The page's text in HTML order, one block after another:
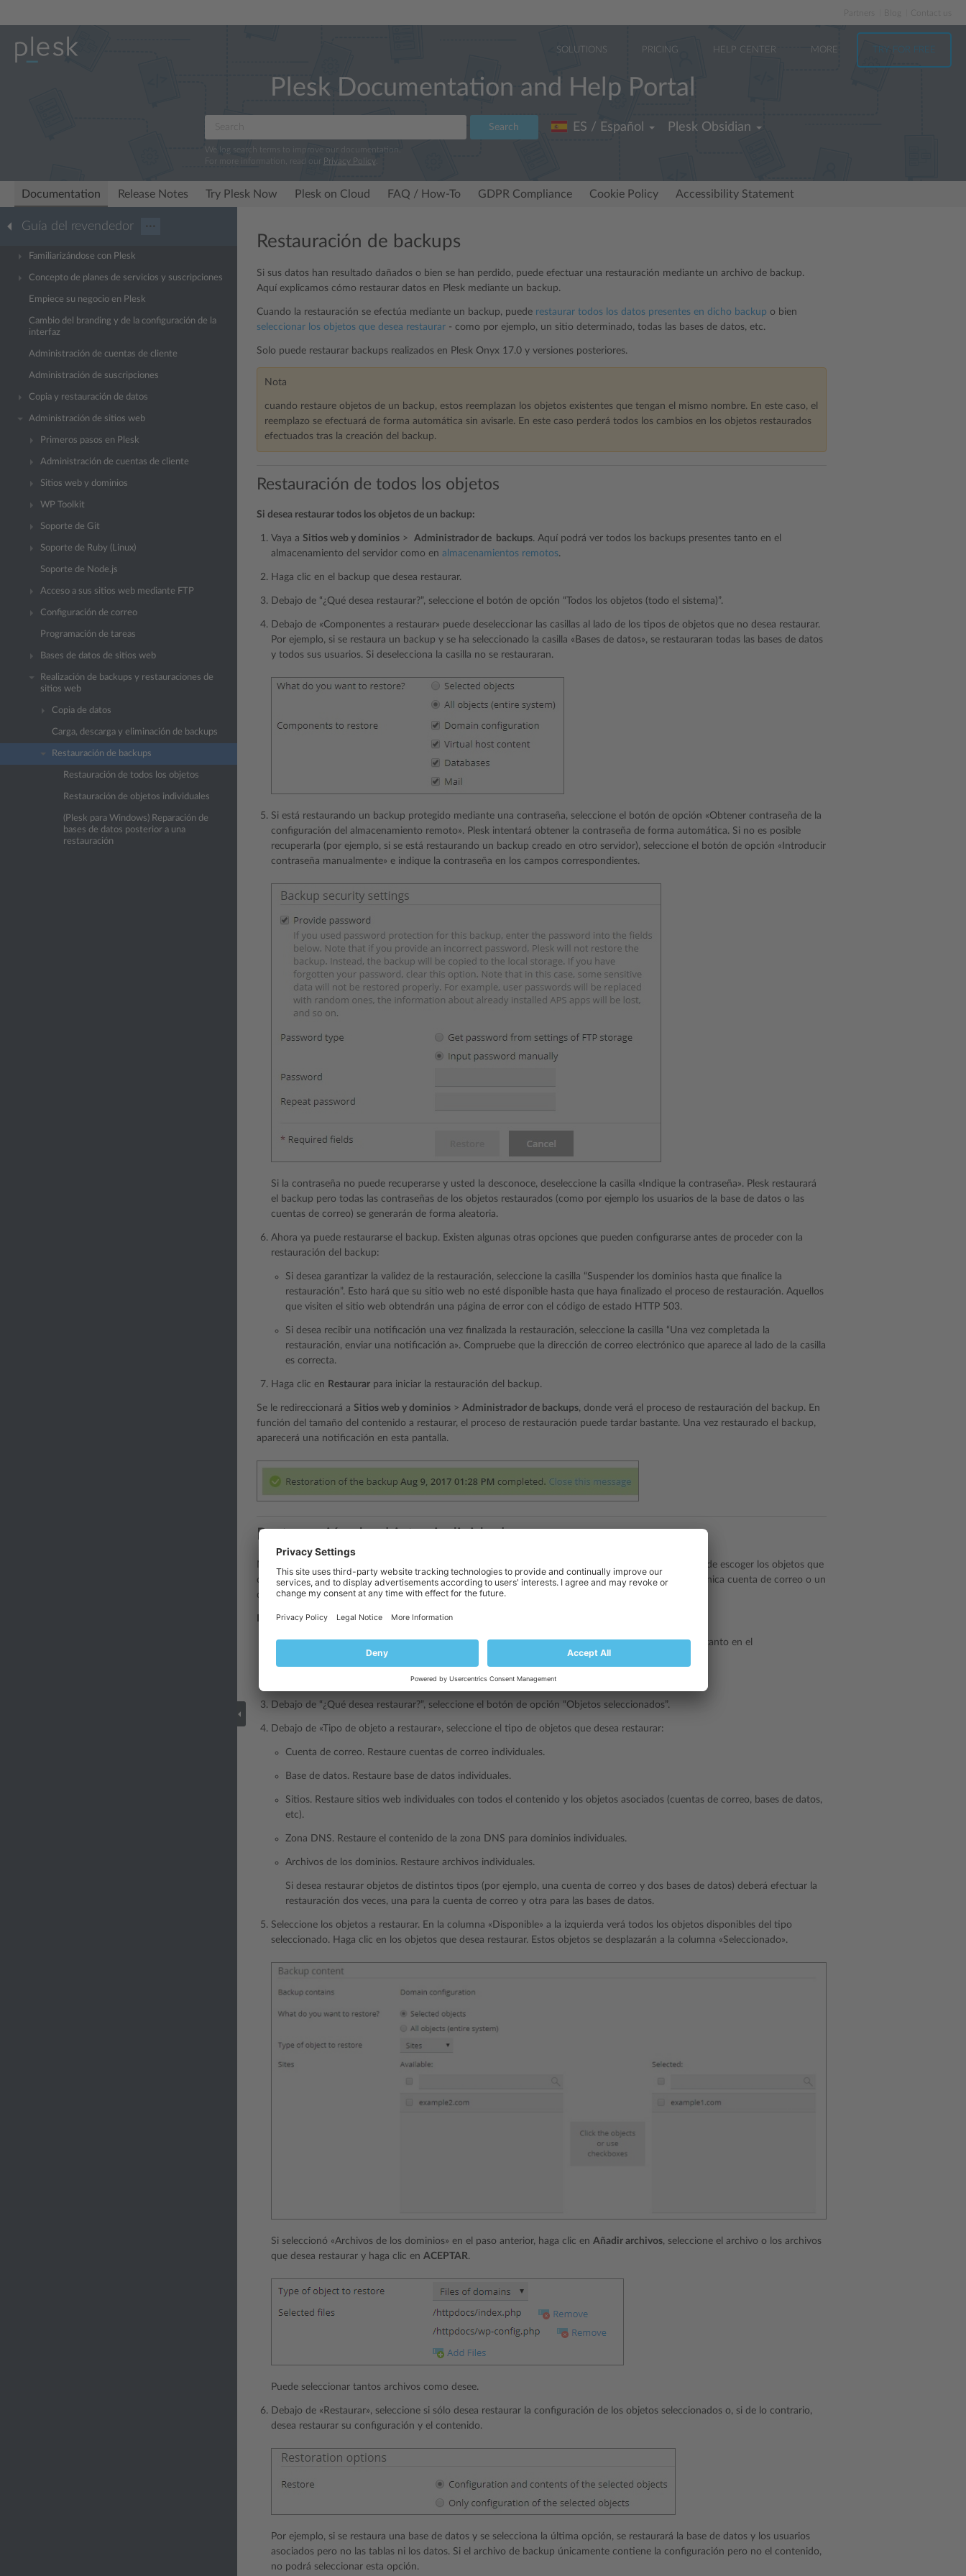
Partners
SOLUTIONS PRICING HELP CENTER MORE TRY FOR FREE
Plesk Documentation and Help Portal
Search
We log search terms to improve our documentation.
For more information, read our Privacy Policy.
ES / Español Plesk Obsidian
Documentation Release Notes Try Plesk Now Plesk on Cloud FAQ / How-To GDPR Compliance Cookie Policy Accessibility Statement
Guía del revendedor ···
Familiarizándose con Plesk
Concepto de planes de servicios y suscripciones
Empiece su negocio en Plesk
Cambio del branding y de la configuración de la
interfaz
Administración de cuentas de cliente
Administración de suscripciones
Copia y restauración de datos
Administración de sitios web
Primeros pasos en Plesk
Administración de cuentas de cliente
Sitios web y dominios
WP Toolkit
Soporte de Git
Soporte de Ruby (Linux)
Soporte de Node.js
Acceso a sus sitios web mediante FTP
Configuración de correo
Programación de tareas
Bases de datos de sitios web
Realización de backups y restauraciones de
sitios web
Copia de datos
Carga, descarga y eliminación de backups
Restauración de backups
Restauración de todos los objetos
Restauración de objetos individuales
(Plesk para Windows) Reparación de
bases de datos posterior a una
restauración
Restauración de backups
Si sus datos han resultado dañados o bien se han perdido, puede efectuar una restauración mediante un archivo de backup.
Aquí explicamos cómo restaurar datos en Plesk mediante un backup.
Cuando la restauración se efectúa mediante un backup, puede restaurar todos los datos presentes en dicho backup o bien
seleccionar los objetos que desea restaurar - como por ejemplo, un sitio determinado, todas las bases de datos, etc.
Solo puede restaurar backups realizados en Plesk Onyx 17.0 y versiones posteriores.
Nota
cuando restaure objetos de un backup, estos reemplazan los objetos existentes que tengan el mismo nombre. En este caso, el
reemplazo se efectuará de forma automática sin avisarle. En este caso perderá todos los cambios en los objetos restaurados
efectuados tras la creación del backup.
Restauración de todos los objetos
Si desea restaurar todos los objetos de un backup:
Vaya a Sitios web y dominios > Administrador de backups. Aquí podrá ver todos los backups presentes tanto en el
almacenamiento del servidor como en almacenamientos remotos.
Haga clic en el backup que desea restaurar.
Debajo de “¿Qué desea restaurar?”, seleccione el botón de opción “Todos los objetos (todo el sistema)”.
Debajo de «Componentes a restaurar» puede deseleccionar las casillas al lado de los tipos de objetos que no desea restaurar.
Por ejemplo, si se restaura un backup y se ha seleccionado la casilla «Bases de datos», se restauraran todas las bases de datos
y todos sus usuarios. Si deselecciona la casilla no se restauraran.
Si está restaurando un backup protegido mediante una contraseña, seleccione el botón de opción «Obtener contraseña de la
configuración del almacenamiento remoto». Plesk intentará obtener la contraseña de forma automática. Si no es posible
recuperarla (por ejemplo, si se está restaurando un backup creado en otro servidor), seleccione el botón de opción «Introducir
contraseña manualmente» e indique la contraseña en los campos correspondientes.
Si la contraseña no puede recuperarse y usted la desconoce, deseleccione la casilla «Indique la contraseña». Plesk restaurará
el backup pero todas las contraseñas de los objetos restaurados (como por ejemplo los usuarios de la base de datos o las
cuentas de correo) se generarán de forma aleatoria.
Ahora ya puede restaurarse el backup. Existen algunas otras opciones que pueden configurarse antes de proceder con la
restauración del backup:
Si desea garantizar la validez de la restauración, seleccione la casilla “Suspender los dominios hasta que finalice la
restauración”. Esto hará que su sitio web no esté disponible hasta que haya finalizado el proceso de restauración. Aquellos
que visiten el sitio web obtendrán una página de error con el código de estado HTTP 503.
Si desea recibir una notificación una vez finalizada la restauración, seleccione la casilla “Una vez completada la
restauración, enviar una notificación a». Compruebe que la dirección de correo electrónico que aparece al lado de la casilla
es correcta.
Haga clic en Restaurar para iniciar la restauración del backup.
Se le redireccionará a Sitios web y dominios > Administrador de backups, donde verá el proceso de restauración del backup. En
función del tamaño del contenido a restaurar, el proceso de restauración puede tardar bastante. Una vez restaurado el backup,
aparecerá una notificación en esta pantalla.
Restauración de objetos individuales
No es necesario restaurar todo el contenido y la configuración presente en un archivo de backup. Puede escoger los objetos que
desea restaurar del backup (como por ejemplo, un único dominio y todos los objetos asociados, una única cuenta de correo o un
determinado archivo).
Para restaurar determinados objetos de un backup:
Vaya aSitios web y dominios>Administrador de backups. Aquí verá todos los backups presentes tanto en el
almacenamiento del servidor como en
Haga clic en el backup que desea restaurar.
Debajo de “¿Qué desea restaurar?”, seleccione el botón de opción “Objetos seleccionados”.
Debajo de «Tipo de objeto a restaurar», seleccione el tipo de objetos que desea restaurar:
Cuenta de correo. Restaure cuentas de correo individuales.
Base de datos. Restaure base de datos individuales.
Sitios. Restaure sitios web individuales con todos el contenido y los objetos asociados (cuentas de correo, bases de datos,
etc).
Zona DNS. Restaure el contenido de la zona DNS para dominios individuales.
Archivos de los dominios. Restaure archivos individuales.
Si desea restaurar objetos de distintos tipos (por ejemplo, una cuenta de correo y dos bases de datos) deberá efectuar la
restauración dos veces, una para la cuenta de correo y otra para las bases de datos.
Seleccione los objetos a restaurar. En la columna «Disponible» a la izquierda verá todos los objetos disponibles del tipo
seleccionado. Haga clic en los objetos que desea restaurar. Estos objetos se desplazarán a la columna «Seleccionado».
Si seleccionó «Archivos de los dominios» en el paso anterior, haga clic en Añadir archivos, seleccione el archivo o los archivos
que desea restaurar y haga clic en ACEPTAR.
Puede seleccionar tantos archivos como desee.
Debajo de «Restaurar», seleccione si sólo desea restaurar la configuración de los objetos seleccionados o, si de lo contrario,
desea restaurar su configuración y el contenido.
Por ejemplo, si se restaura una base de datos y se selecciona la última opción, se restaurará la base de datos y los usuarios
asociados pero no las tablas ni los datos. Si el archivo de backup únicamente contiene la configuración pero no el contenido,
no podrá seleccionar esta opción.